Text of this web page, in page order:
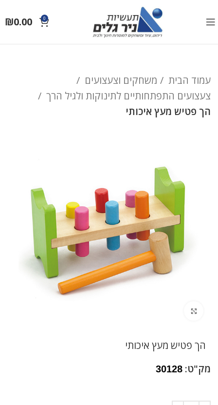
0
₪0.00
עמוד הבית
משחקים וצעצועים
צעצועים התפתחותיים לתינוקות ולגיל הרך
הך פטיש מעץ איכותי
הך פטיש מעץ איכותי
מק"ט: 30128